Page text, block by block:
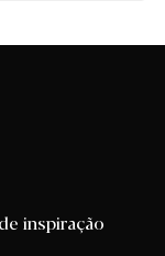
inspiração